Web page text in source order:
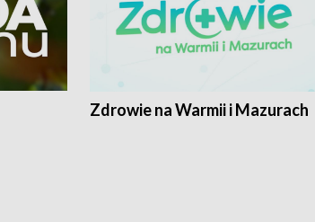
Zdrowie na Warmii i Mazurach